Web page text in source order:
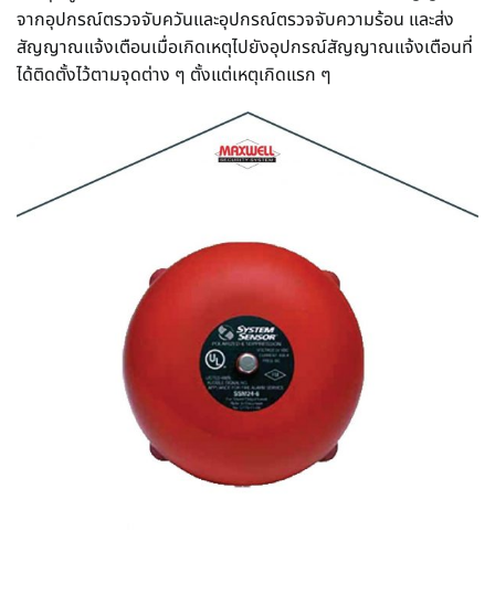
จากอุปกรณ์ตรวจจับควันและอุปกรณ์ตรวจจับความร้อน และส่ง
สัญญาณแจ้งเตือนเมื่อเกิดเหตุไปยังอุปกรณ์สัญญาณแจ้งเตือนที่
ได้ติดตั้งไว้ตามจุดต่าง ๆ ตั้งแต่เหตุเกิดแรก ๆ